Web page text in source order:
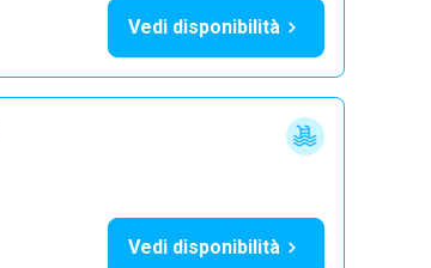
Vedi disponibilità
Vedi disponibilità